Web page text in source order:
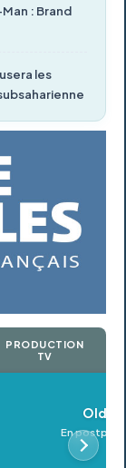
: Brand
les
PRODUCTION
TV